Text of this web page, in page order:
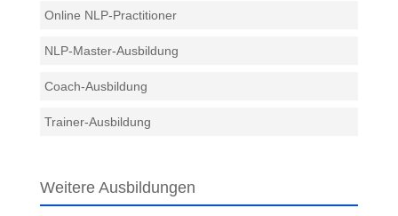
Online NLP-Practitioner
NLP-Master-Ausbildung
Coach-Ausbildung
Trainer-Ausbildung
Weitere Ausbildungen